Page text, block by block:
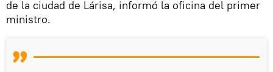
de la ciudad de Lárisa, informó la oficina del primer
ministro.